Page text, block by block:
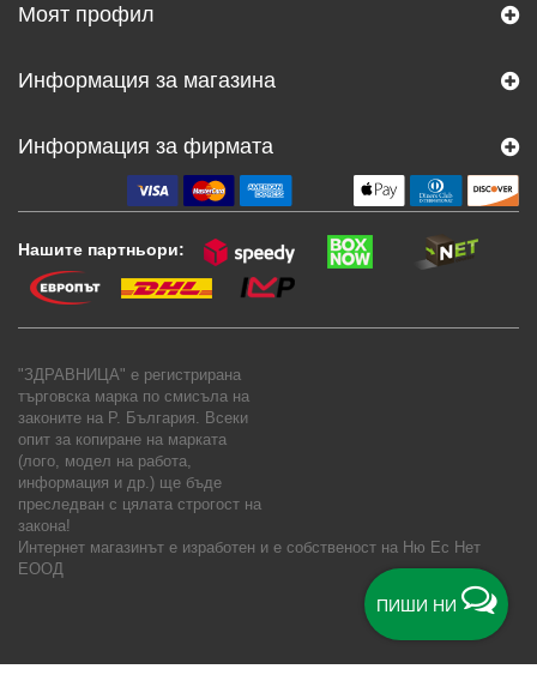
ПИШИ НИ
Моят профил
Информация за магазина
Информация за фирмата
Нашите партньори:
"ЗДРАВНИЦА" е регистрирана
търговска марка по смисъла на
законите на Р. България. Всеки
опит за копиране на марката
(лого, модел на работа,
информация и др.) ще бъде
преследван с цялата строгост на
закона!
Интернет магазинът е изработен и е собственост на Ню Ес Нет
ЕООД